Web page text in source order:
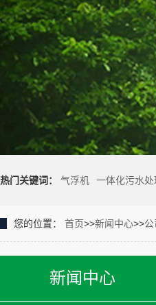
热门关键词： 气浮机 一体化污水
您的位置： 首页>>新闻中心>>公
新闻中心